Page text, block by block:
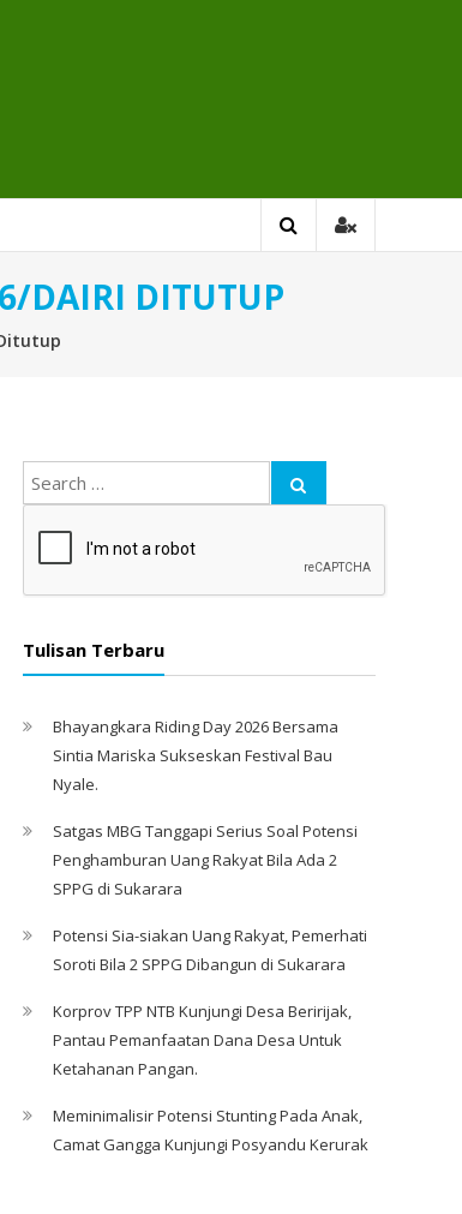
DAIRI DITUTUP
Tulisan Terbaru
Bhayangkara Riding Day 2026 Bersama
Sintia Mariska Sukseskan Festival Bau
Nyale. ‎
Satgas MBG Tanggapi Serius Soal Potensi
Penghamburan Uang Rakyat Bila Ada 2
SPPG di Sukarara
Potensi Sia-siakan Uang Rakyat, Pemerhati
Soroti Bila 2 SPPG Dibangun di Sukarara
Korprov TPP NTB Kunjungi Desa Beririjak,
Pantau Pemanfaatan Dana Desa Untuk
Ketahanan Pangan.
Meminimalisir Potensi Stunting Pada Anak,
Camat Gangga Kunjungi Posyandu Kerurak